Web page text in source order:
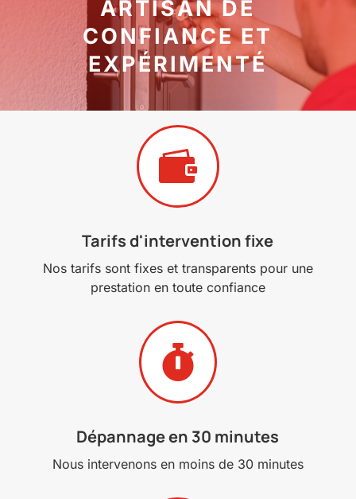
ARTISAN DE
CONFIANCE ET
EXPÉRIMENTÉ

Tarifs d'intervention fixe
Nos tarifs sont fixes et transparents pour une
prestation en toute confiance

Dépannage en 30 minutes
Nous intervenons en moins de 30 minutes